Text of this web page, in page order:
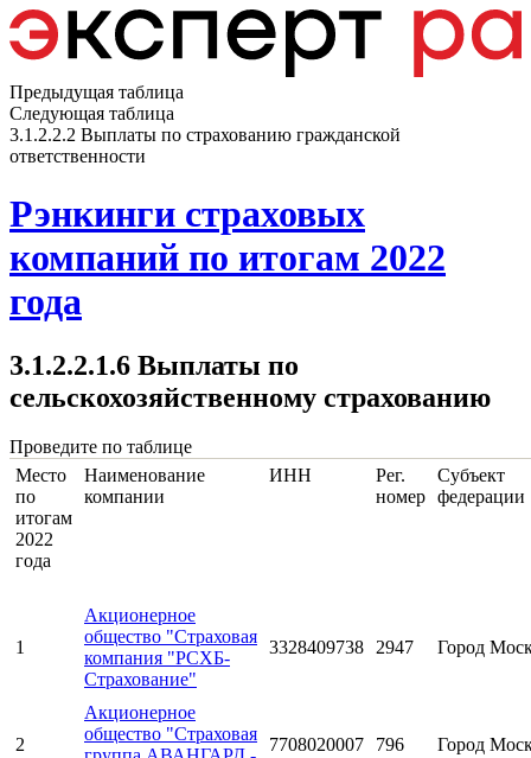
Предыдущая таблица
Следующая таблица
3.1.2.2.2 Выплаты по страхованию гражданской
ответственности
Рэнкинги страховых
компаний по итогам 2022
года
3.1.2.2.1.6 Выплаты по
сельскохозяйственному страхованию
Проведите по таблице
Место
по
итогам
2022
года
Наименование
компании
ИНН
Рег.
номер
Субъект
федерации
1
Акционерное
общество "Страховая
компания "РСХБ-
Страхование"
3328409738 2947 Город
2
Акционерное
общество "Страховая
7708020007 796 Город